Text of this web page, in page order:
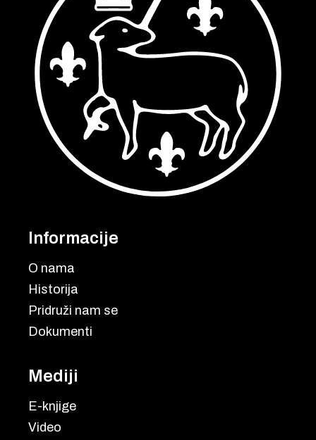
Informacije
O nama
Historija
Pridruži nam se
Dokumenti
Mediji
E-knjige
Video